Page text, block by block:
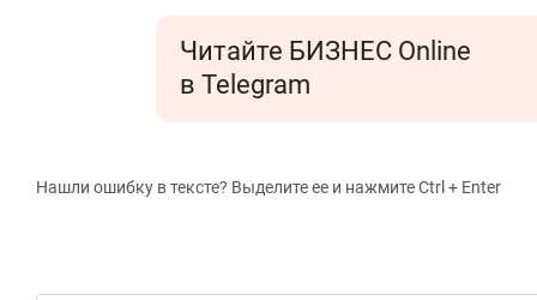
Читайте БИЗНЕС Online
в Telegram
Нашли ошибку в тексте? Выделите ее и нажмите Ctrl + Enter